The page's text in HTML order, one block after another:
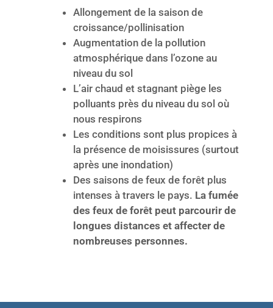
Allongement de la saison de
croissance/pollinisation
Augmentation de la pollution
atmosphérique dans l’ozone au
niveau du sol
L’air chaud et stagnant piège les
polluants près du niveau du sol où
nous respirons
Les conditions sont plus propices à
la présence de moisissures (surtout
après une inondation)
Des saisons de feux de forêt plus
intenses à travers le pays. La fumée
des feux de forêt peut parcourir de
longues distances et affecter de
nombreuses personnes.